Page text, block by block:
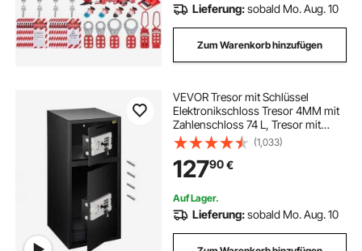
Lieferung:sobald Mo. Aug. 10
Zum Warenkorb hinzufügen
VEVOR Tresor mit Schlüssel
Elektronikschloss Tresor 4MM mit
Zahlenschloss 74 L, Tresor mit
Starkem Eisen, Möbeltresor
Elektronikschloss mit
Hochbelastbaren Stahlkonstruktion
(1,033)
12790€
Auf Lager.
Lieferung:sobald Mo. Aug. 10